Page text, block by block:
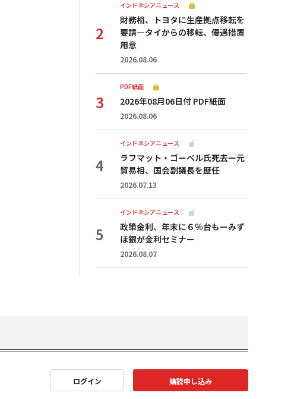
インドネシアニュース
財務相、トヨタに生産拠点移転を
要請—タイからの移転、優遇措置
用意
2026.08.06
PDF紙面
2026年08月06日付 PDF紙面
2026.08.06
インドネシアニュース
ラフマット・ゴーベル氏死去ー元
貿易相、国会副議長を歴任
2026.07.13
インドネシアニュース
政策金利、年末に６％台もーみず
ほ銀が金利セミナー
2026.08.07
ログイン 購読申し込み